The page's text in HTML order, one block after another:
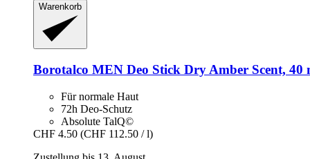
Warenkorb
Borotalco MEN Deo Stick Dry Amber Scent, 40
Für normale Haut
72h Deo-Schutz
Absolute TalQ©
CHF 4.50 (CHF 112.50 / l)